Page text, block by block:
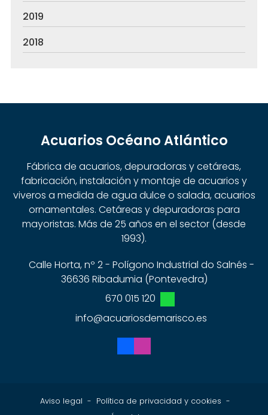
2019
2018
Acuarios Océano Atlántico
Fábrica de acuarios, depuradoras y cetáreas,
fabricación, instalación y montaje de acuarios y
viveros a medida de agua dulce o salada, acuarios
ornamentales. Cetáreas y depuradoras para
mayoristas. Más de 25 años en el sector (desde
1993).
Calle Horta, nº 2 - Polígono Industrial do Salnés -
36636 Ribadumia (Pontevedra)
670 015 120
info@acuariosdemarisco.es
Aviso legal - Política de privacidad y cookies -